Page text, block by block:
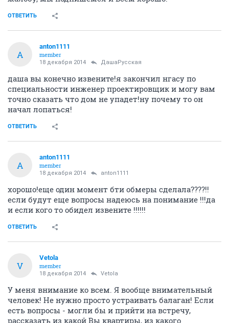
ОТВЕТИТЬ
A
anton1111
member
18 декабря 2014 ДашаРусская
даша вы конечно извените!я закончил нгасу по
специальности инженер проектировщик и могу вам
точно сказать что дом не упадет!ну почему то он
начал лопаться!
ОТВЕТИТЬ
A
anton1111
member
18 декабря 2014 anton1111
хорошо!еще один момент бти обмеры сделала????!!
если будут еще вопросы надеюсь на понимание !!!да
и если кого то обидел извените !!!!!!
ОТВЕТИТЬ
V
Vetola
member
18 декабря 2014 Vetola
У меня внимание ко всем. Я вообще внимательный
человек! Не нужно просто устраивать балаган! Если
есть вопросы - могли бы и прийти на встречу,
рассказать из какой Вы квартиры, из какого